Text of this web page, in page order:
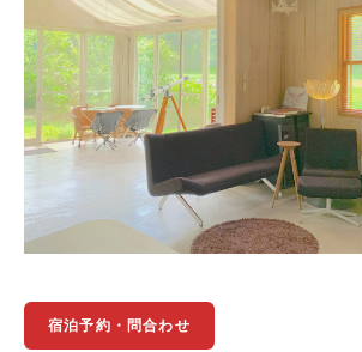
宿泊予約・問合わせ